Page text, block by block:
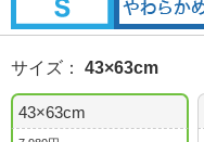
サイズ ： 43×63cm
43×63cm